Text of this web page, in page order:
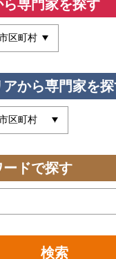
ら専門家を探す
アから専門家を
ードで探す
検索